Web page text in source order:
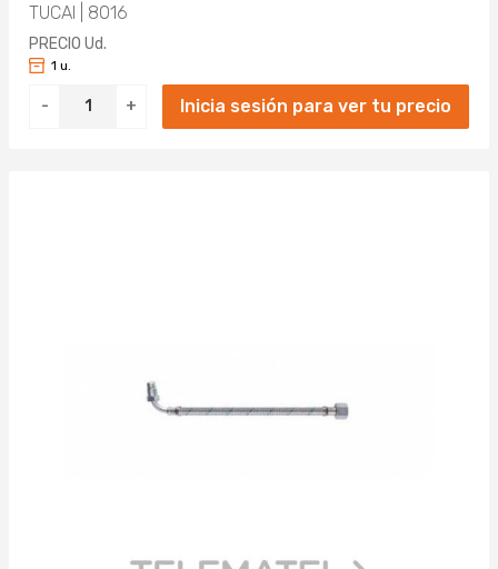
TUCAI | 8016
PRECIO Ud.
- +
1 u.
Inicia sesión para ver tu precio